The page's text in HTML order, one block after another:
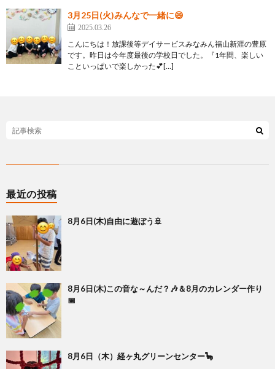
3月25日(火)みんなで一緒に😄
2025.03.26
こんにちは！放課後等デイサービスみなみん福山新涯の豊原
です。昨日は今年度最後の学校日でした。『1年間、楽しい
こといっぱいで楽しかった💕[…]
最近の投稿
8月6日(木)自由に遊ぼう🚢
8月6日(木)この音な～んだ？🎶＆8月のカレンダー作り
📅
8月6日（木）経ヶ丸グリーンセンター🦕